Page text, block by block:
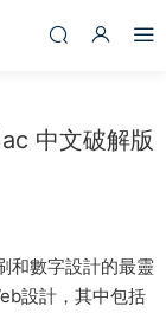
中文破解版
和數字設計的最靈
設計，其中包括